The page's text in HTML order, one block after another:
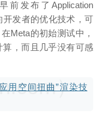
前发布了Application
开发者的优化技术，可
Meta的初始测试中，
算，而且几乎没有可感
用空间扭曲”渲染技
）